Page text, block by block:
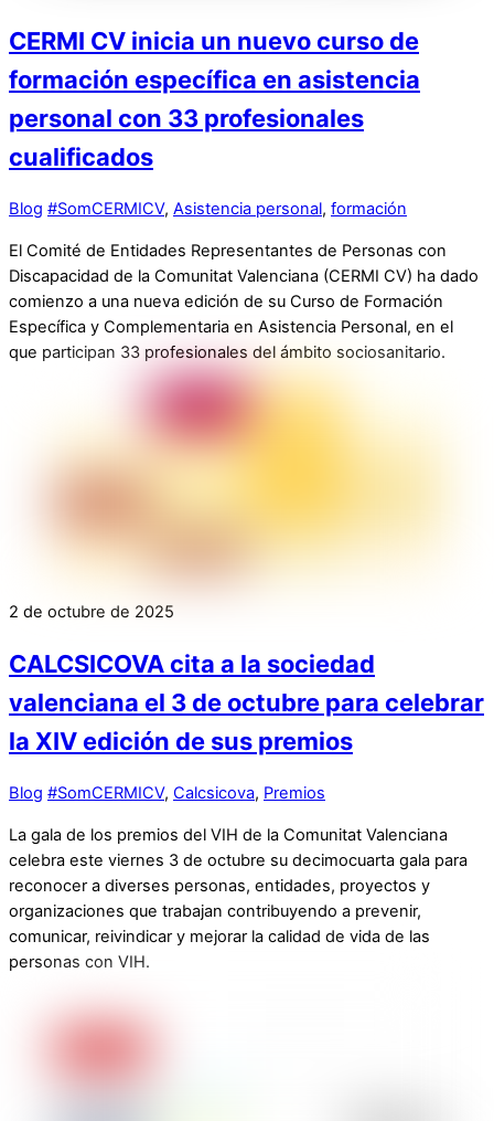
CERMI CV inicia un nuevo curso de
formación específica en asistencia
personal con 33 profesionales
cualificados
Blog #SomCERMICV, Asistencia personal, formación
El Comité de Entidades Representantes de Personas con
Discapacidad de la Comunitat Valenciana (CERMI CV) ha dado
comienzo a una nueva edición de su Curso de Formación
Específica y Complementaria en Asistencia Personal, en el
que participan 33 profesionales del ámbito sociosanitario.
2 de octubre de 2025
CALCSICOVA cita a la sociedad
valenciana el 3 de octubre para celebrar
la XIV edición de sus premios
Blog #SomCERMICV, Calcsicova, Premios
La gala de los premios del VIH de la Comunitat Valenciana
celebra este viernes 3 de octubre su decimocuarta gala para
reconocer a diverses personas, entidades, proyectos y
organizaciones que trabajan contribuyendo a prevenir,
comunicar, reivindicar y mejorar la calidad de vida de las
personas con VIH.